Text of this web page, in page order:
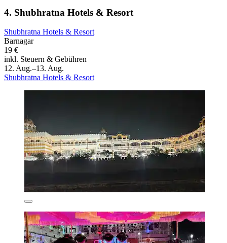
4. Shubhratna Hotels & Resort
Shubhratna Hotels & Resort
Barnagar
19 €
inkl. Steuern & Gebühren
12. Aug.–13. Aug.
Shubhratna Hotels & Resort